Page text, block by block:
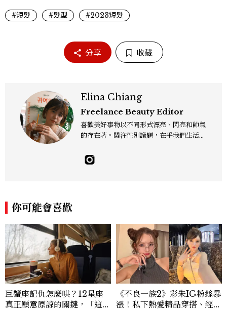
#短髮 #髮型 #2023短髮
分享 收藏
Elina Chiang
Freelance Beauty Editor
喜歡美好事物以不同形式漂亮、閃亮和帥氣
的存在著。關注性別議題，在乎我們生活的
民！Instagram：hanyunc／Contac
t：elina.chiang.work@gmail.com
你可能會喜歡
巨蟹座記仇怎麼哄？12星座
真正願意原諒的關鍵，「這星
《不良一族2》彩朱IG粉絲暴
漲！私下熱愛精品穿搭、經營